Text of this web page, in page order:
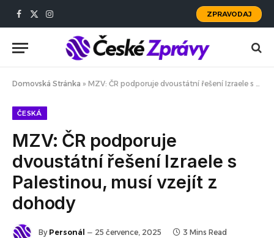
Facebook
X
Instagram
ZPRAVODAJ
Domovská Stránka » MZV: ČR podporuje dvoustátní řešení Izraele s Palestinou, musí vzejít z dohody
ČESKÁ
MZV: ČR podporuje
dvoustátní řešení Izraele s
Palestinou, musí vzejít z
dohody
By Personál 25 července, 2025 3 Mins Read